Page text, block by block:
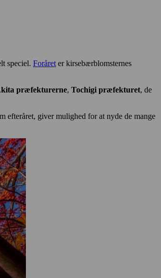
speciel. Foråreter kirsebærblomsternes
præfekturerne, Tochigi præfekturet, de
efteråret, giver mulighed for at nyde de mange